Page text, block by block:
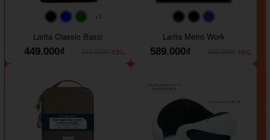
#faf0e6
#000000#0000FF#008000
+1
Larita Classic Basic
449.000₫
-13%
#000000#000000
Larita Metro Work
589.000₫
-16%